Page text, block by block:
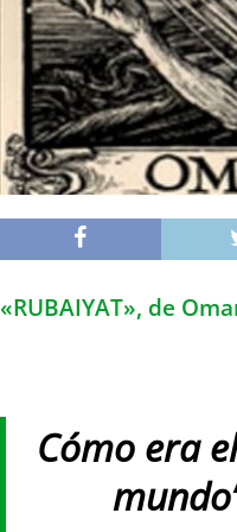
«RUBAIYAT», de
Cómo era